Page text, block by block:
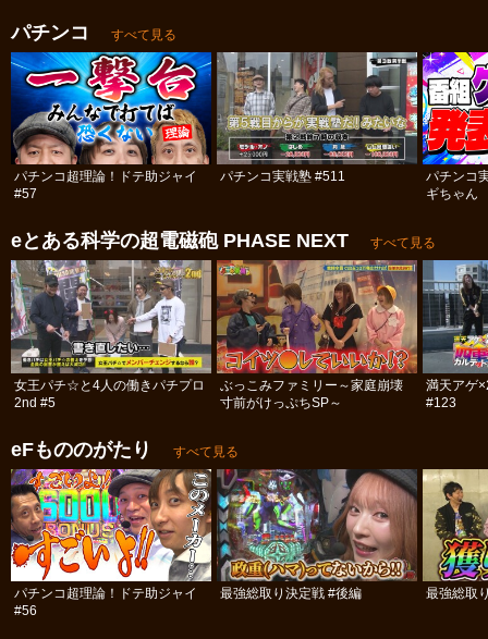
パチンコ すべて見る
パチンコ超理論！ドテ助ジャイ
#57
パチンコ実戦塾 #511
パチンコ
ギちゃん
eとある科学の超電磁砲 PHASE NEXT すべて見る
女王パチ☆と4人の働きパチプロ
2nd #5
ぶっこみファミリー～家庭崩壊
寸前がけっぷちSP～
満天アゲ
#123
eFもののがたり すべて見る
パチンコ超理論！ドテ助ジャイ
#56
最強総取り決定戦 #後編 最強総取